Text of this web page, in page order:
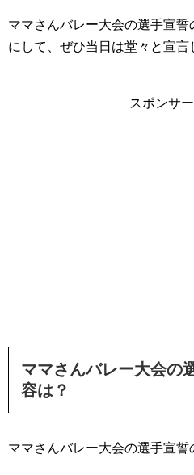
ママさんバレー大会の選手宣
にして、ぜひ当日は堂々と宣言
スポンサ
ママさんバレー大会の
容は？
ママさんバレー大会の選手宣誓